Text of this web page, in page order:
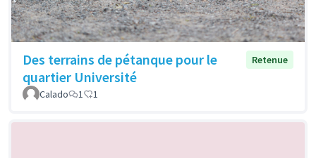
Des terrains de pétanque pour le
quartier Université
Retenue
Calado 1 1